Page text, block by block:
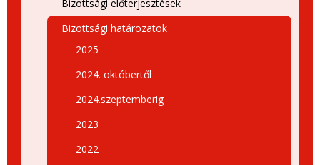
Bizottsági előterjesztések
Bizottsági határozatok
2025
2024. októbertől
2024.szeptemberig
2023
2022